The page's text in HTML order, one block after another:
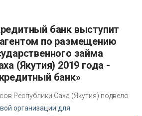
по размещению
займа
(Якутия) 2019 года -
банк»
Республики Саха (Якутия) подвело
организации для